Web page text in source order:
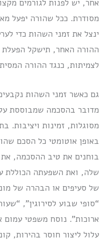
אחר, יש לפנות לגורמים
מסודרת. ככל שהורה יפעל
ינצל את זמני השהות כדי
ההורה האחר, תישקל הפעלת
לצמיתות, כנגד ההורה
גם כאשר זמני השהות
מדובר בהסכמה שמבוססת על
מסוגלות, זמינות ויציבות.
באופן אוטומטי כל הסכם
בוחנים את טיב ההסכמה,
שלה, ואת השפעתה הכוללת
של סעיפים או הבהרה של
“סופי שבוע לסירוגין”,
ארוכות”. נוסח משפטי עמום
עלול ליצור חוסר בהירות,